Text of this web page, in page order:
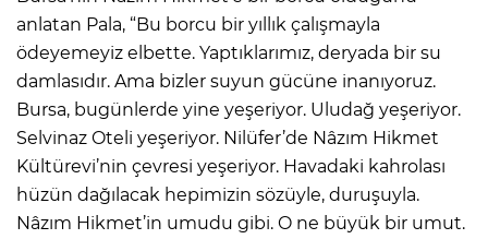
anlatan Pala, “Bu borcu bir yıllık çalışmayla
ödeyemeyiz elbette. Yaptıklarımız, deryada bir su
damlasıdır. Ama bizler suyun gücüne inanıyoruz.
Bursa, bugünlerde yine yeşeriyor. Uludağ yeşeriyor.
Selvinaz Oteli yeşeriyor. Nilüfer’de Nâzım Hikmet
Kültürevi’nin çevresi yeşeriyor. Havadaki kahrolası
hüzün dağılacak hepimizin sözüyle, duruşuyla.
Nâzım Hikmet’in umudu gibi. O ne büyük bir umut.